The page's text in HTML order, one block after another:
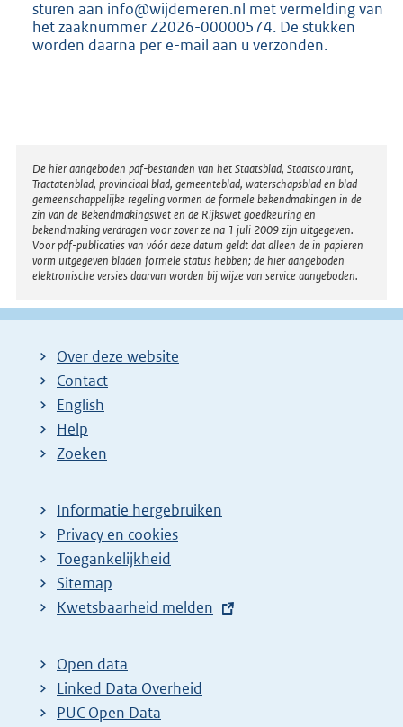
sturen aan info@wijdemeren.nl met vermelding van
het zaaknummer Z2026-00000574. De stukken
worden daarna per e-mail aan u verzonden.
Disclaimer
De hier aangeboden pdf-bestanden van het Staatsblad, Staatscourant,
Tractatenblad, provinciaal blad, gemeenteblad, waterschapsblad en blad
gemeenschappelijke regeling vormen de formele bekendmakingen in de
zin van de Bekendmakingswet en de Rijkswet goedkeuring en
bekendmaking verdragen voor zover ze na 1 juli 2009 zijn uitgegeven.
Voor pdf-publicaties van vóór deze datum geldt dat alleen de in papieren
vorm uitgegeven bladen formele status hebben; de hier aangeboden
elektronische versies daarvan worden bij wijze van service aangeboden.
Over deze website
Contact
English
Help
Zoeken
Informatie hergebruiken
Privacy en cookies
Toegankelijkheid
Sitemap
E
t
e
r
Kwetsbaarheid melden
Open data
Linked Data Overheid
PUC Open Data